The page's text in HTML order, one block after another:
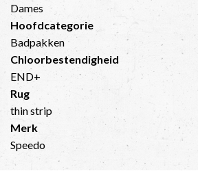
Dames
Hoofdcategorie
Badpakken
Chloorbestendigheid
END+
Rug
thin strip
Merk
Speedo